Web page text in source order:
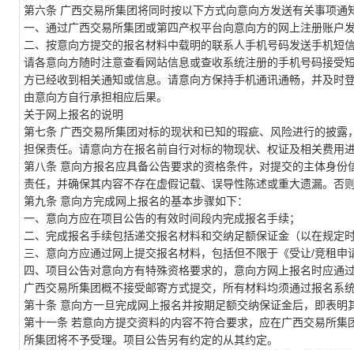
第六条 广西交易所集团将同时按以下方式向意向方发送有关事项通
一、通过广西交易所集团或第四产权平台向意向方的网上注册账户
二、按意向方提交的报名材料中载明的联系人手机号码发送手机短
请各意向方随时注意查看网站信息或查收系统注册的手机号码接
方已经收到相关通知或信息。请意向方保持手机通讯通畅，并及
由意向方自行承担相应后果。
关于网上报名的说明
第七条 广西交易所集团对标的现状和已知的瑕疵、风险进行的披
担保责任。请意向方在报名前自行对标的物现状、权证及相关费用
第八条 意向方报名应具备公告要求的资格条件，对提交的主体身
责任，并确保其内容不存在虚假记载、误导性陈述或重大遗漏。否
第九条 意向方完成网上报名的基本步骤如下：
一、意向方应在项目公告的有效时间段内完成报名手续；
二、完成报名手续包括递交报名材料和交纳足额保证金（以在规定
三、意向方应通过网上提交报名材料，包括但不限于《受让/竞租申
四、项目公告对意向方有特殊资格要求的，意向方网上报名时应
广西交易所集团概不接受邮寄方式提交，所有材料均须通过报名系
第十条 意向方一旦完成网上报名并按期足额交纳保证金后，即表
第十一条 若意向方提交资料的内容不符合要求，应在广西交易所集
所集团将不予受理。 项目公告另有约定的从其约定。